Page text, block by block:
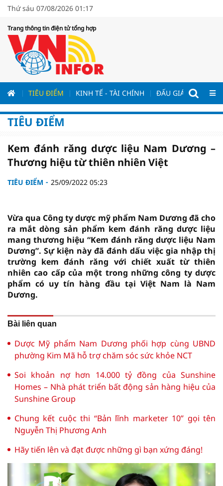
Thứ sáu 07/08/2026 01:17
Trang thông tin điện tử tổng hợp
TIÊU ĐIỂM KINH TẾ - TÀI CHÍNH ĐẤU GIÁ - ĐẤU
TIÊU ĐIỂM
Kem đánh răng dược liệu Nam Dương –
Thương hiệu từ thiên nhiên Việt
TIÊU ĐIỂM 25/09/2022 05:23
Vừa qua Công ty dược mỹ phẩm Nam Dương đã cho
ra mắt dòng sản phẩm kem đánh răng dược liệu
mang thương hiệu “Kem đánh răng dược liệu Nam
Dương”. Sự kiện này đã đánh dấu việc gia nhập thị
trường kem đánh răng với chiết xuất từ thiên
nhiên cao cấp của một trong những công ty dược
phẩm có uy tín hàng đầu tại Việt Nam là Nam
Dương.
Bài liên quan
Dược Mỹ phẩm Nam Dương phối hợp cùng UBND
phường Kim Mã hỗ trợ chăm sóc sức khỏe NCT
Soi khoản nợ hơn 14.000 tỷ đồng của Sunshine
Homes – Nhà phát triển bất động sản hàng hiệu của
Sunshine Group
Chung kết cuộc thi “Bản lĩnh marketer 10” gọi tên
Nguyễn Thị Phương Anh
Hãy tiến lên và đạt được những gì bạn xứng đáng!